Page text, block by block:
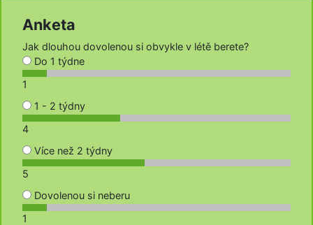
Anketa
Jak dlouhou dovolenou si obvykle v létě berete?
Do 1 týdne
1
1 - 2 týdny
4
Více než 2 týdny
5
Dovolenou si neberu
1